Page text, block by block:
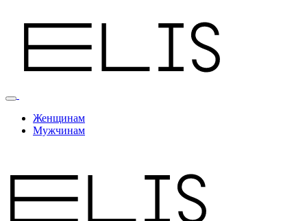
Женщинам
Мужчинам